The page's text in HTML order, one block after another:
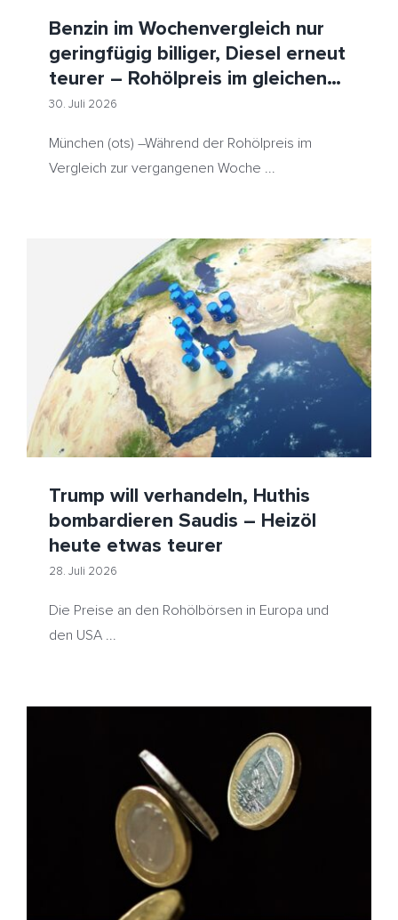
Benzin im Wochenvergleich nur
geringfügig billiger, Diesel erneut
teurer – Rohölpreis im gleichen
Zeitraum gesunken – ADAC
weiter deutlich zu hoch
30. Juli 2026
München (ots) –Während der Rohölpreis im
Vergleich zur vergangenen Woche ...
Trump will verhandeln, Huthis bombardieren Saudis –
Heizöl heute etwas teurer
HeizölNews Huthi Naher Osten Ölpreis
Trump will verhandeln, Huthis
bombardieren Saudis – Heizöl
heute etwas teurer
28. Juli 2026
Die Preise an den Rohölbörsen in Europa und
den USA ...
Preisstatistik – Feuerpause im Nahen Osten sorgt für
Verschnaufpause
HeizölNews